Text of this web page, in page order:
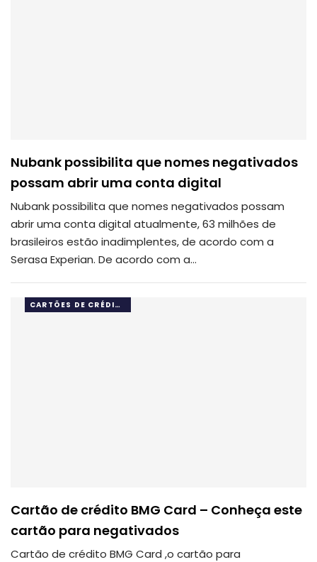
Nubank possibilita que nomes negativados
possam abrir uma conta digital
Nubank possibilita que nomes negativados possam
abrir uma conta digital atualmente, 63 milhões de
brasileiros estão inadimplentes, de acordo com a
Serasa Experian. De acordo com a…
CARTÕES DE CRÉDITO
Cartão de crédito BMG Card – Conheça este
cartão para negativados
Cartão de crédito BMG Card ,o cartão para